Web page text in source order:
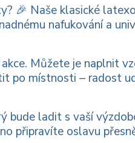
🎉 Naše klasické
nafukování a
Můžete je naplnit
po místnosti – radost
bude ladit s vaší
připravíte oslavu